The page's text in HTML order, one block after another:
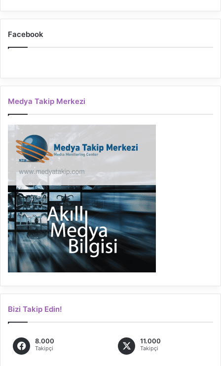
Facebook
Medya Takip Merkezi
Bizi Takip Edin!
8.000
Takipçi
11.000
Takipçi